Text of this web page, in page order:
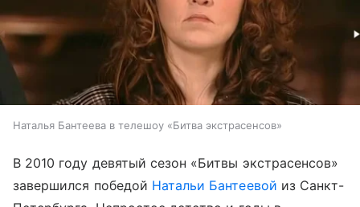
Наталья Бантеева в телешоу «Битва экстрасенсов»
В 2010 году девятый сезон «Битвы экстрасенсов»
завершился победой Натальи Бантеевой из Санкт-